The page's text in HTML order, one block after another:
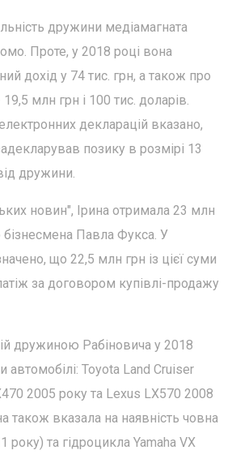
дружини медіамагната
Проте, у 2018 році вона
дохід у 74 тис. грн, а також про
19,5 млн грн і 100 тис. доларів.
декларацій вказано,
позику в розмірі 13
дружини.
новин", Ірина отримала 23 млн
бізнесмена Павла Фукса. У
що 22,5 млн грн із цієї суми
за договором купівлі-продажу
дружиною Рабіновича у 2018
автомобілі: Toyota Land Cruiser
2005 року та Lexus LX570 2008
також вказала на наявність човна
року) та гідроцикла Yamaha VX